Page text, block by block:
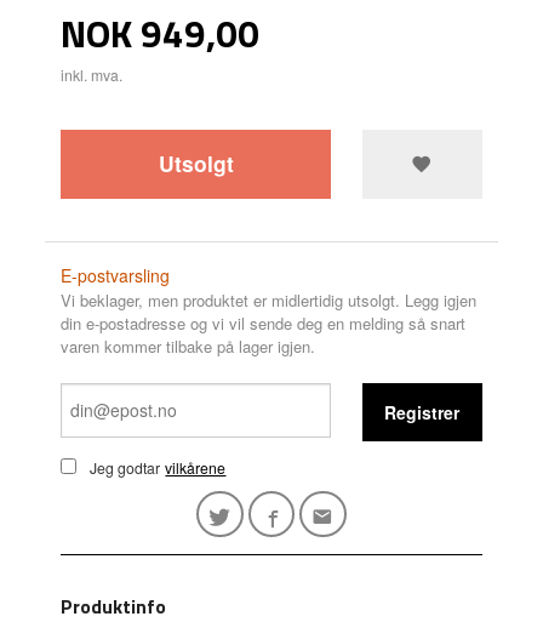
Pris
NOK949,00
inkl. mva.
Utsolgt
E-postvarsling
Vi beklager, men produktet er midlertidig utsolgt. Legg igjen
din e-postadresse og vi vil sende deg en melding så snart
varen kommer tilbake på lager igjen.
Jeg godtar vilkårene
Registrer
Produktinfo